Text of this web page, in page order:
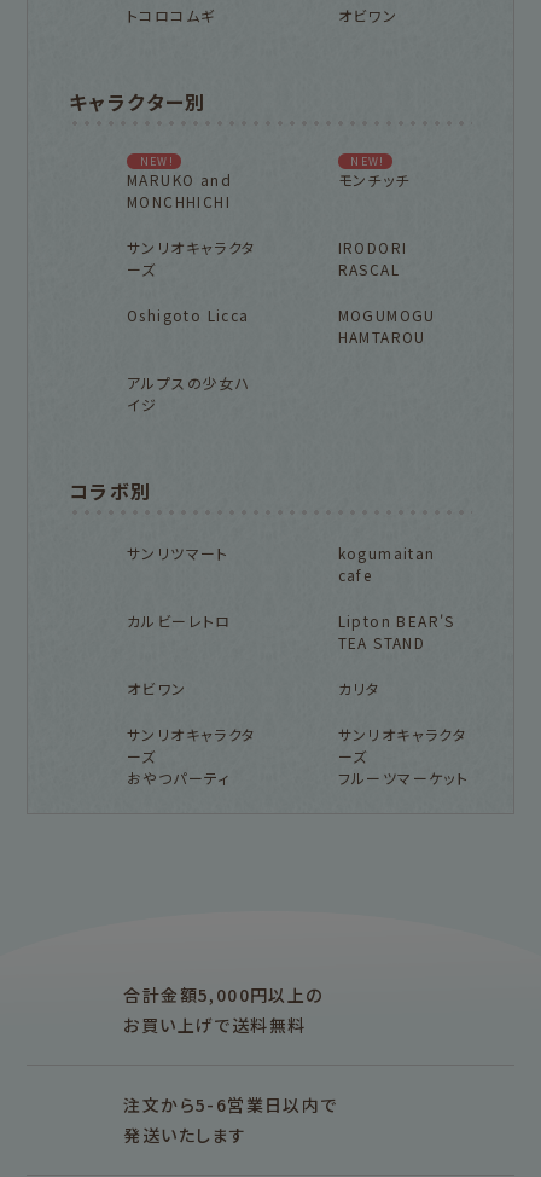
トコロコムギ オビワン
キャラクター別
NEW!
MARUKO and
MONCHHICHI
NEW!
モンチッチ
サンリオキャラクタ
ーズ
IRODORI
RASCAL
Oshigoto Licca
MOGUMOGU
HAMTAROU
アルプスの少女ハ
イジ
コラボ別
サンリツマート
kogumaitan
cafe
カルビーレトロ
Lipton BEAR'S
TEA STAND
オビワン カリタ
サンリオキャラクタ
ーズ
おやつパーティ
サンリオキャラクタ
ーズ
フルーツマーケット
雑貨類
M5 M6
その他
おりがみ
合計金額5,000円以上の
お買い上げで送料無料
注文から5-6営業日以内で
発送いたします